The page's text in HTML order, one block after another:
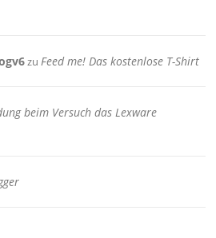
zu Feed me! Das kostenlose T-Shirt
beim Versuch das Lexware